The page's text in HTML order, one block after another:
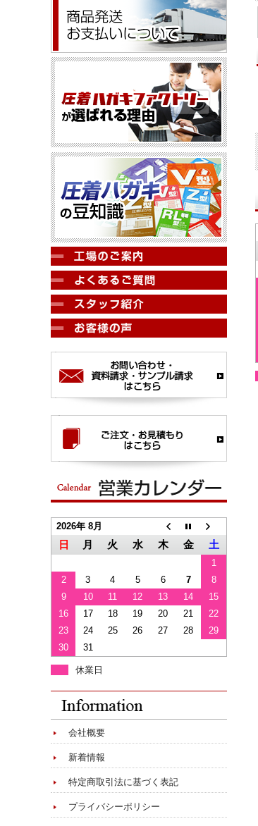
2026年 8月
日 月 火 水 木 金 土
1
2
3 4 5 6 7
8
9
10 11 12 13 14
15
16
17 18 19 20 21
22
23
24 25 26 27 28
29
30
31
休業日
会社概要
新着情報
特定商取引法に基づく表記
プライバシーポリシー